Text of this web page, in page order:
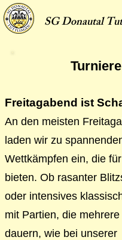
SGDonautal
Turniere
Freitagabend ist
An den meisten
laden wir zu
Wettkämpfen ein, die
bieten. Ob rasanter
oder intensives
mit Partien, die
dauern, wie bei unserer